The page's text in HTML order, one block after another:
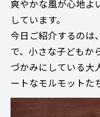
爽やかな風が心地よ
しています。
今日ご紹介するのは
で、小さな子どもか
づかみにしている大
ートなモルモットた